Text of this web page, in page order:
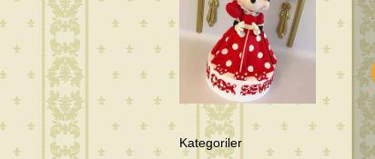
Kategoriler